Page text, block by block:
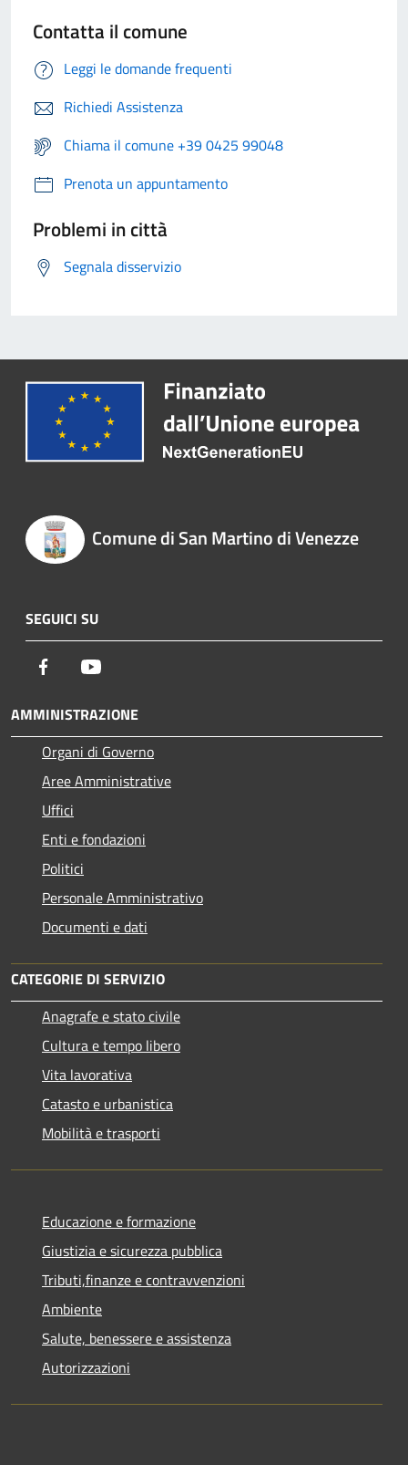
Contatta il comune
Leggi le domande frequenti
Richiedi Assistenza
Chiama il comune +39 0425 99048
Prenota un appuntamento
Problemi in città
Segnala disservizio
Comune di San Martino di Venezze
SEGUICI SU
Facebook
AMMINISTRAZIONE
Organi di Governo
Aree Amministrative
Uffici
Enti e fondazioni
Politici
Personale Amministrativo
Documenti e dati
CATEGORIE DI SERVIZIO
Anagrafe e stato civile
Cultura e tempo libero
Vita lavorativa
Catasto e urbanistica
Mobilità e trasporti
Educazione e formazione
Giustizia e sicurezza pubblica
Tributi,finanze e contravvenzioni
Ambiente
Salute, benessere e assistenza
Autorizzazioni